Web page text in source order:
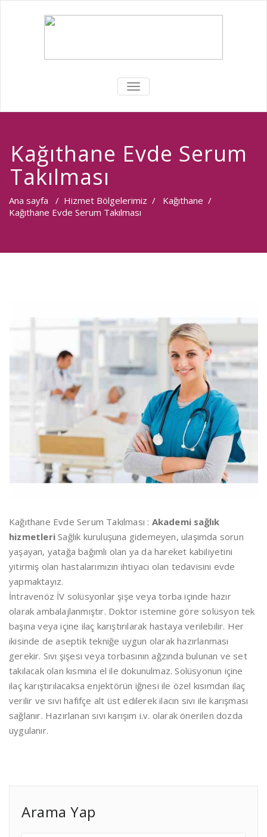
MENÜYÜ
DEĞIŞTIR
Kağıthane Evde Serum
Takılması
Ana sayfa / Hizmet Bölgelerimiz / Kağıthane /
Kağıthane Evde Serum Takılması
Kağıthane Evde Serum Takılması : Akademi sağlık
hizmetleri Sağlık kuruluşuna gidemeyen, ulaşımda sorun
yaşayan, yatağa bağımlı olan ya da hareket kabiliyetini
yitirmiş olan hastalarımızın ihtiyacı olan tedavisini evde
yapmaktayız.
İntravenöz İV solüsyonlar şişe veya torba içinde hazır
olarak ambalajlanmıştır. Doktor istemine göre solüsyon tek
başına veya içine ilaç karıştırılarak hastaya verilebilir. Her
ikisinde de aseptik tekniğe uygun olarak hazırlanması
gerekir. Sıvı şişesi veya torbasının ağzında bulunan ve set
takılacak olan kısmına el ile dokunulmaz. Solüsyonun içine
ilaç karıştırılacaksa enjektörün iğnesi ile özel kısımdan ilaç
verilir ve sıvı hafifçe alt üst edilerek ilacın sıvı ile karışması
sağlanır. Hazırlanan sıvı karışım i.v. olarak önerilen dozda
uygulanır.
Arama Yap